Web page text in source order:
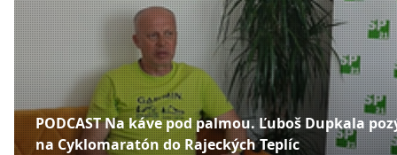
PODCAST Na káve pod palmou. Ľuboš Dupkala
na Cyklomaratón do Rajeckých Teplíc